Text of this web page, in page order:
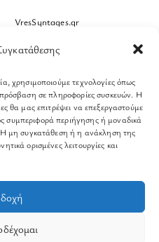
χρησιμοποιούμε τεχνολογίες όπως
σε πληροφορίες συσκευών. Η
θα μας επιτρέψει να επεξεργαστούμε
περιήγησης ή μοναδικά
Η μη συγκατάθεση ή η ανάκληση της
ορισμένες λειτουργίες και
VresSyntages.gr
Xristianika.gr
ZoumeKalytera.gr
ZoumeSpiti.gr
Group Μ.Ι.Κ.Ε.) | Α.Φ.Μ.
Αττικής | Γ.Ε.ΜΗ
Αθήνα, Ελλάδα |